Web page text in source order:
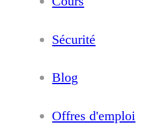
Sécurité
Blog
Offres d'emploi